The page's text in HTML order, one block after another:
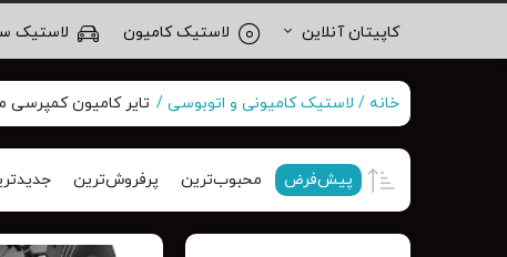
کاپیتان آنلاین لاستیک کامیون لاستیک
خانه لاستیک کامیونی و اتوبوسی تایر کامیون کمپرسی
پیش‌فرض محبوب‌ترین پرفروش‌ترین